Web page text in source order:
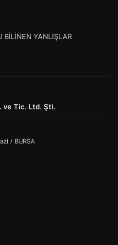
BİLİNEN YANLIŞLAR
ve Tic. Ltd. Şti.
/ BURSA